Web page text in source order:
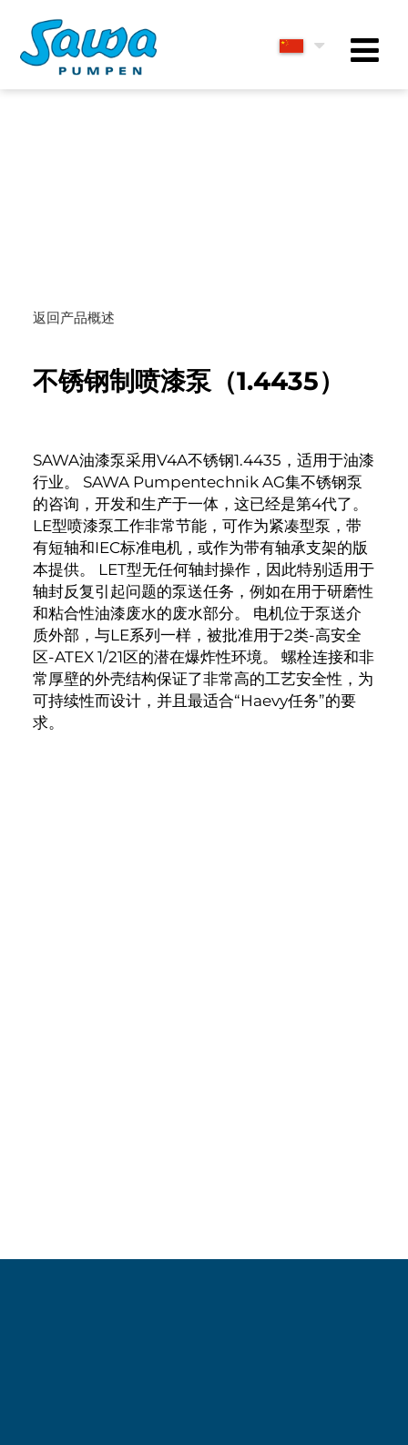
返回产品概述
不锈钢制喷漆泵（1.4435）
SAWA油漆泵采用V4A不锈钢1.4435，适用于油漆
行业。 SAWA Pumpentechnik AG集不锈钢泵
的咨询，开发和生产于一体，这已经是第4代了。
LE型喷漆泵工作非常节能，可作为紧凑型泵，带
有短轴和IEC标准电机，或作为带有轴承支架的版
本提供。 LET型无任何轴封操作，因此特别适用于
轴封反复引起问题的泵送任务，例如在用于研磨性
和粘合性油漆废水的废水部分。 电机位于泵送介
质外部，与LE系列一样，被批准用于2类-高安全
区-ATEX 1/21区的潜在爆炸性环境。 螺栓连接和非
常厚壁的外壳结构保证了非常高的工艺安全性，为
可持续性而设计，并且最适合“Haevy任务”的要
求。